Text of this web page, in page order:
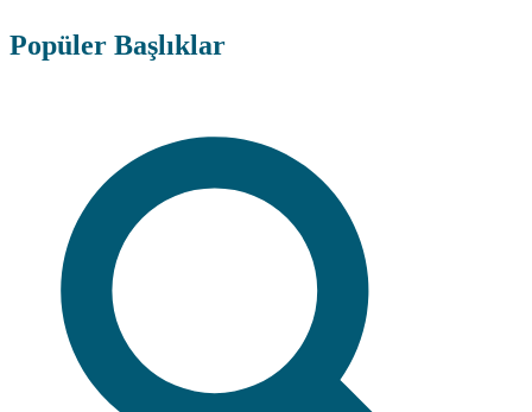
Popüler Başlıklar